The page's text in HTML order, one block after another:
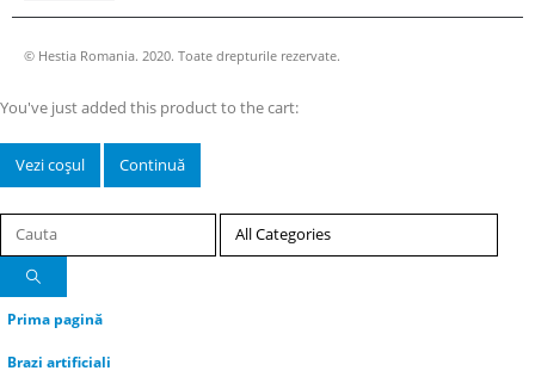
© Hestia Romania. 2020. Toate drepturile rezervate.
You've just added this product to the cart:
Vezi coșul Continuă
Prima pagină
Brazi artificiali